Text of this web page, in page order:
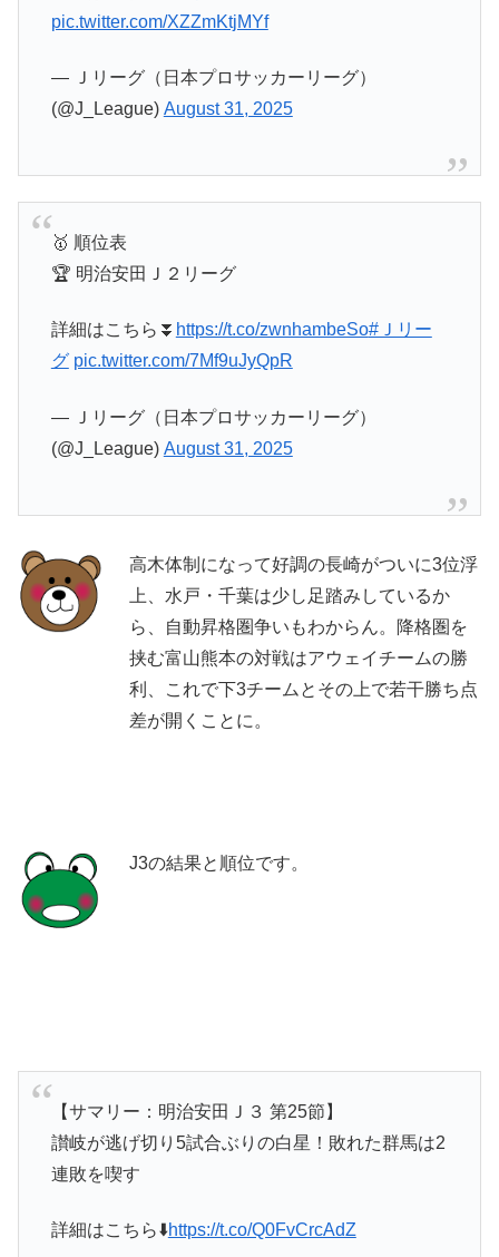
pic.twitter.com/XZZmKtjMYf
— Ｊリーグ（日本プロサッカーリーグ）
(@J_League) August 31, 2025
🥇 順位表
🏆 明治安田Ｊ２リーグ
詳細はこちら⏬️ https://t.co/zwnhambeSo#Ｊリー
グ pic.twitter.com/7Mf9uJyQpR
— Ｊリーグ（日本プロサッカーリーグ）
(@J_League) August 31, 2025
高木体制になって好調の長崎がついに3位浮
上、水戸・千葉は少し足踏みしているか
ら、自動昇格圏争いもわからん。降格圏を
挟む富山熊本の対戦はアウェイチームの勝
利、これで下3チームとその上で若干勝ち点
差が開くことに。
J3の結果と順位です。
【サマリー：明治安田Ｊ３ 第25節】
讃岐が逃げ切り5試合ぶりの白星！敗れた群馬は2
連敗を喫す
詳細はこちら⬇️https://t.co/Q0FvCrcAdZ